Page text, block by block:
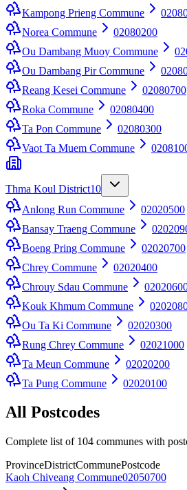
Kampong Prieng Commune
Norea Commune
02080200
Ou Dambang Muoy Commune
Ou Dambang Pir Commune
Reang Kesei Commune
02080700
Roka Commune
02080400
Ta Pon Commune
02080300
Vaot Ta Muem Commune
Thma Koul District10
Anlong Run Commune
02020500
Bansay Traeng Commune
Boeng Pring Commune
02020700
Chrey Commune
02020400
Chrouy Sdau Commune
Kouk Khmum Commune
Ou Ta Ki Commune
02020300
Rung Chrey Commune
02021000
Ta Meun Commune
02020200
Ta Pung Commune
02020100
All Postcodes
Complete list of 104 communes with
ProvinceDistrictCommunePostcode
Kaoh Chiveang Commune02050700